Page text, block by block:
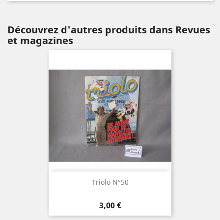
Découvrez d'autres produits dans Revues
et magazines
Triolo N°50
Prix
3,00 €